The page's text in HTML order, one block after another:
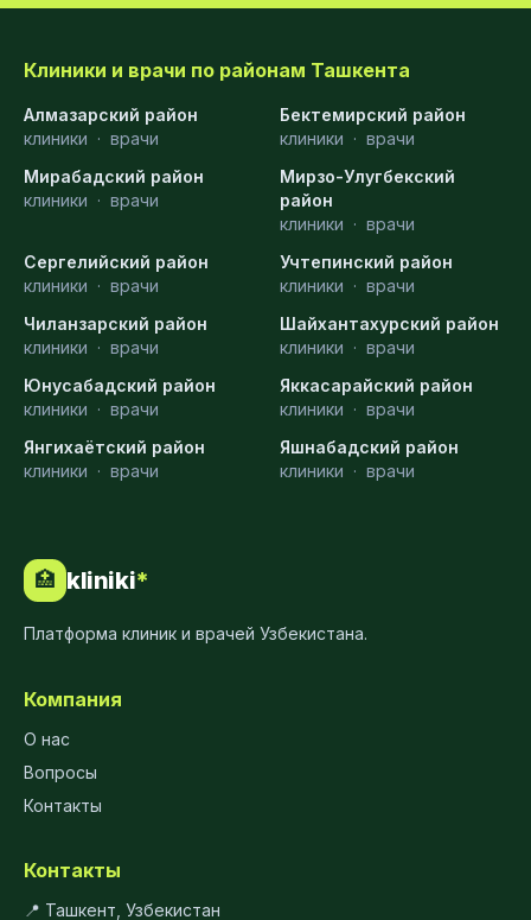
Клиники и врачи по районам Ташкента
Алмазарский район
клиники · врачи
Бектемирский район
клиники · врачи
Мирабадский район
клиники · врачи
Мирзо-Улугбекский
район
клиники · врачи
Сергелийский район
клиники · врачи
Учтепинский район
клиники · врачи
Чиланзарский район
клиники · врачи
Шайхантахурский район
клиники · врачи
Юнусабадский район
клиники · врачи
Яккасарайский район
клиники · врачи
Янгихаётский район
клиники · врачи
Яшнабадский район
клиники · врачи
🏥 kliniki*
Платформа клиник и врачей Узбекистана.
Компания
О нас
Вопросы
Контакты
Контакты
📍 Ташкент, Узбекистан